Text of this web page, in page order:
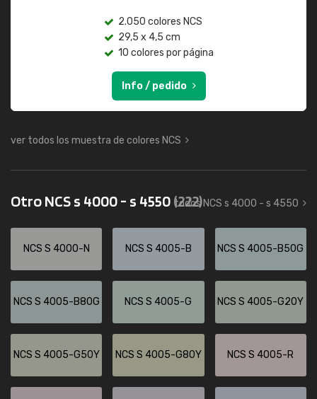
2.050 colores NCS
29,5 x 4,5 cm
10 colores por página
Info / pedido
ver todos los muestra de colores NCS
Otro NCS s 4000 - s 4550(222)
todos NCS s 4000 - s 4550
NCS S 4000-N NCS S 4005-B NCS S 4005-B50G
NCS S 4005-B80G NCS S 4005-G NCS S 4005-G20Y
NCS S 4005-G50Y NCS S 4005-G80Y NCS S 4005-R